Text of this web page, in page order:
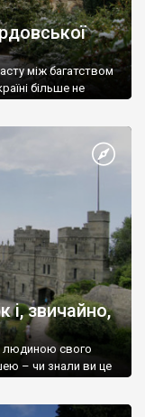
між багатством
більше не
і, звичайно,
людиною свого
– чи знали ви це